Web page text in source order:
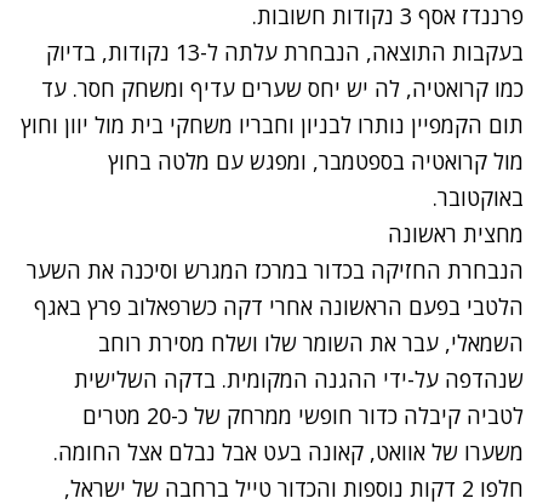
פרננדז אסף 3 נקודות חשובות.
בעקבות התוצאה, הנבחרת עלתה ל-13 נקודות, בדיוק
כמו קרואטיה, לה יש יחס שערים עדיף ומשחק חסר. עד
תום הקמפיין נותרו לבניון וחבריו משחקי בית מול יוון וחוץ
מול קרואטיה בספטמבר, ומפגש עם מלטה בחוץ
באוקטובר.
מחצית ראשונה
הנבחרת החזיקה בכדור במרכז המגרש וסיכנה את השער
הלטבי בפעם הראשונה אחרי דקה כשרפאלוב פרץ באגף
השמאלי, עבר את השומר שלו ושלח מסירת רוחב
שנהדפה על-ידי ההגנה המקומית. בדקה השלישית
לטביה קיבלה כדור חופשי ממרחק של כ-20 מטרים
משערו של אוואט, קאונה בעט אבל נבלם אצל החומה.
חלפו 2 דקות נוספות והכדור טייל ברחבה של ישראל,